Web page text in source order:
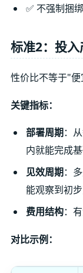
✅ 不强制捆
标准2：投
性价比不等于"便
关键指标：
部署周期：
内就能完成
见效周期：
能观察到初
费用结构：
对比示例：